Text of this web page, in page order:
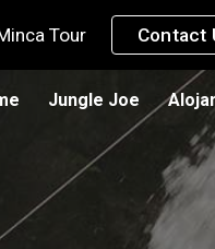
Tour Contact
Jungle Joe